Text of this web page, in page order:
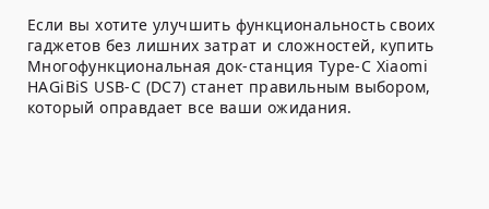
Если вы хотите улучшить функциональность своих
гаджетов без лишних затрат и сложностей, купить
Многофункциональная док-станция Type-C Xiaomi
HAGiBiS USB-C (DC7) станет правильным выбором,
который оправдает все ваши ожидания.